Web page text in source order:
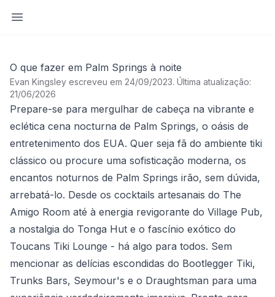
Abrir barra lateral
O que fazer em Palm Springs à noite
Evan Kingsley escreveu em 24/09/2023. Última atualização:
21/06/2026
Prepare-se para mergulhar de cabeça na vibrante e
eclética cena nocturna de Palm Springs, o oásis de
entretenimento dos EUA. Quer seja fã do ambiente tiki
clássico ou procure uma sofisticação moderna, os
encantos noturnos de Palm Springs irão, sem dúvida,
arrebatá-lo. Desde os cocktails artesanais do The
Amigo Room até à energia revigorante do Village Pub,
a nostalgia do Tonga Hut e o fascínio exótico do
Toucans Tiki Lounge - há algo para todos. Sem
mencionar as delícias escondidas do Bootlegger Tiki,
Trunks Bars, Seymour's e o Draughtsman para uma